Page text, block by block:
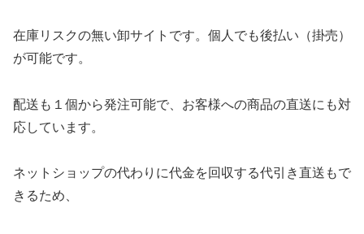
在庫リスクの無い卸サイトです。個人でも後払い（掛売）
が可能です。
配送も１個から発注可能で、お客様への商品の直送にも対
応しています。
ネットショップの代わりに代金を回収する代引き直送もで
きるため、